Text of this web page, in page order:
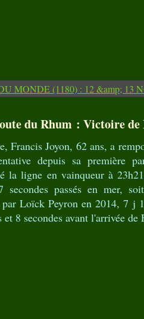
du Rhum : Victoire
Francis Joyon, 62 ans, a
depuis sa première
la ligne en vainqueur à
secondes passés en mer,
par Loïck Peyron en 2014, 7 j
8 secondes avant l'arrivée de